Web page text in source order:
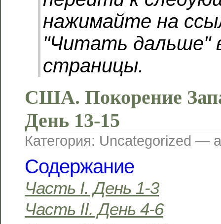
нажимайте на
"Читать дальше"
страницы.
США. Покорение
День 13-15
Категория: Uncategorized —
Содержание
Часть I. День 1-3
Часть II. День 4-6